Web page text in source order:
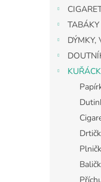
TABÁKY
DÝMKY,